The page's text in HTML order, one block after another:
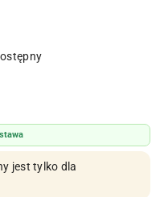
jest tylko dla